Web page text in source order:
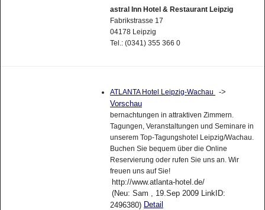
astral Inn Hotel & Restaurant Leipzig
Fabrikstrasse 17
04178 Leipzig
Tel.: (0341) 355 366 0
ATLANTA Hotel Leipzig-Wachau
->
Vorschau
bernachtungen in attraktiven Zimmern.
Tagungen, Veranstaltungen und Seminare in
unserem Top-Tagungshotel Leipzig/Wachau.
Buchen Sie bequem über die Online
Reservierung oder rufen Sie uns an. Wir
freuen uns auf Sie!
http://www.atlanta-hotel.de/
(Neu: Sam , 19.Sep 2009 LinkID:
2496380) Detail